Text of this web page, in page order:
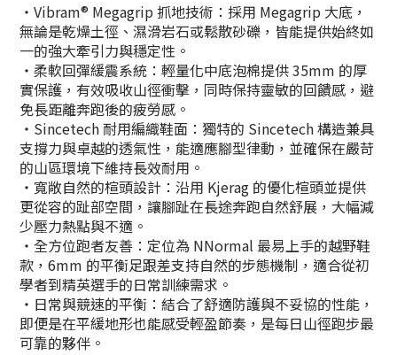
・Vibram® Megagrip 抓地技術：採用 Megagrip 大底，
無論是乾燥土徑、濕滑岩石或鬆散砂礫，皆能提供始終如
一的強大牽引力與穩定性。
・柔軟回彈緩震系統：輕量化中底泡棉提供 35mm 的厚
實保護，有效吸收山徑衝擊，同時保持靈敏的回饋感，避
免長距離奔跑後的疲勞感。
・Sincetech 耐用編織鞋面：獨特的 Sincetech 構造兼具
支撐力與卓越的透氣性，能適應腳型律動，並確保在嚴苛
的山區環境下維持長效耐用。
・寬敞自然的楦頭設計：沿用 Kjerag 的優化楦頭並提供
更從容的趾部空間，讓腳趾在長途奔跑自然舒展，大幅減
少壓力熱點與不適。
・全方位跑者友善：定位為 NNormal 最易上手的越野鞋
款，6mm 的平衡足跟差支持自然的步態機制，適合從初
學者到精英選手的日常訓練需求。
・日常與競速的平衡：結合了舒適防護與不妥協的性能，
即便是在平緩地形也能感受輕盈節奏，是每日山徑跑步最
可靠的夥伴。